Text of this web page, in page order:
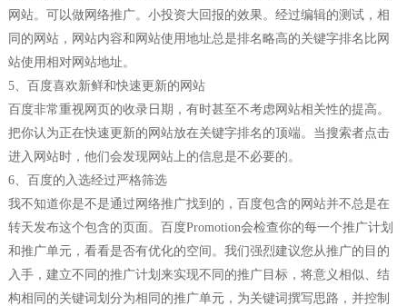
网站。可以做网络推广。小投资大回报的效果。经过编辑的测试，相
同的网站，网站内容和网站使用地址总是排名略高的关键字排名比网
站使用相对网站地址。
5、百度喜欢新鲜和快速更新的网站
百度非常重视网页的收录日期，有时甚至不考虑网站相关性的提高。
把你认为正在快速更新的网站放在关键字排名的顶端。当搜索者点击
进入网站时，他们会发现网站上的信息是不必要的。
6、百度的入选经过严格筛选
我不知道你是不是通过网络推广找到的，百度包含的网站并不总是在
转天发布这个包含的页面。百度Promotion会检查你的每一个推广计划
和推广单元，看看是否有优化的空间。我们强烈建议您从推广的目的
入手，建立不同的推广计划来实现不同的推广目标，将意义相似、结
构相同的关键词划分为相同的推广单元，为关键词撰写思路，并控制